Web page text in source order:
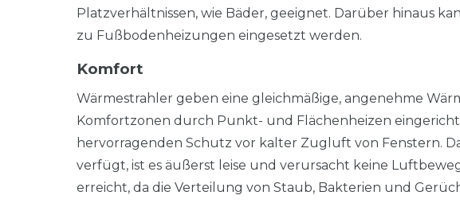
Platzverhältnissen, wie Bäder, geeignet. Darüber hinaus
zu Fußbodenheizungen eingesetzt werden.
Komfort
Wärmestrahler geben eine gleichmäßige, angenehme
Komfortzonen durch Punkt- und Flächenheizen
hervorragenden Schutz vor kalter Zugluft von Fenstern.
verfügt, ist es äußerst leise und verursacht keine
erreicht, da die Verteilung von Staub, Bakterien und